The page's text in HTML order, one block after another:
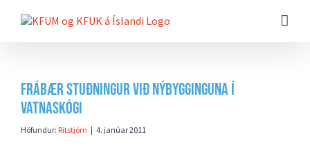
beint
Frábær stuðningur við nýbygginguna í
Vatnaskógi
Höfundur: Ritstjórn | 4. janúar 2011